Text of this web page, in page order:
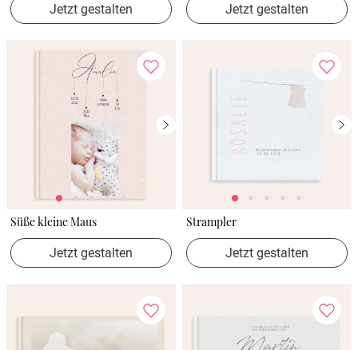
Jetzt gestalten Jetzt gestalten
Süße kleine Maus
Jetzt gestalten
Strampler
Jetzt gestalten